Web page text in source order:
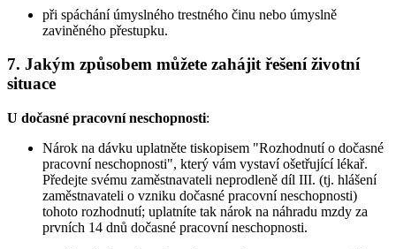
při spáchání úmyslného trestného činu nebo úmyslně
zaviněného přestupku.
7. Jakým způsobem můžete zahájit řešení životní
situace
U dočasné pracovní neschopnosti:
Nárok na dávku uplatněte tiskopisem "Rozhodnutí o dočasné
pracovní neschopnosti", který vám vystaví ošetřující lékař.
Předejte svému zaměstnavateli neprodleně díl III. (tj. hlášení
zaměstnavateli o vzniku dočasné pracovní neschopnosti)
tohoto rozhodnutí; uplatníte tak nárok na náhradu mzdy za
prvních 14 dnů dočasné pracovní neschopnosti.